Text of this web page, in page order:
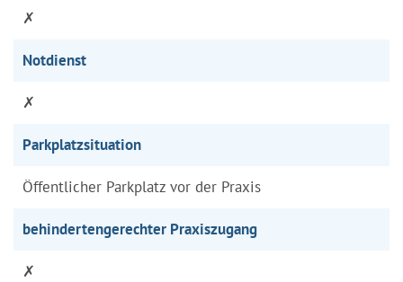
✗
Notdienst
✗
Parkplatzsituation
Öffentlicher Parkplatz vor der Praxis
behindertengerechter Praxiszugang
✗